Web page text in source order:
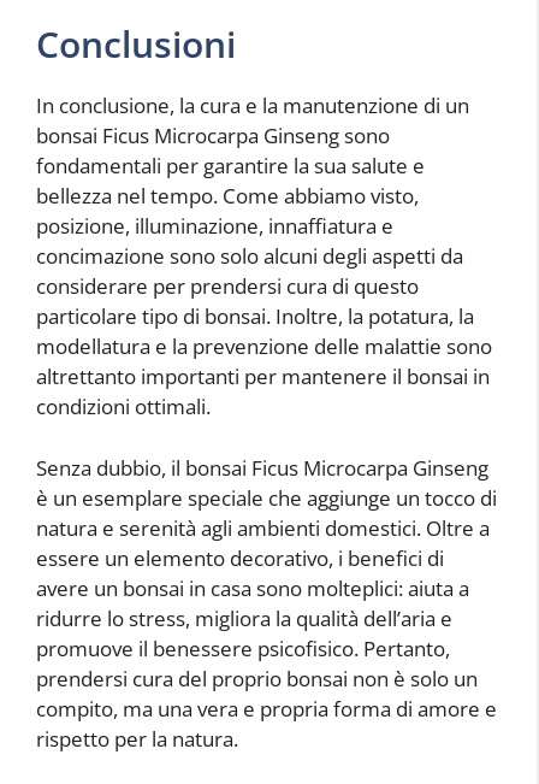
Conclusioni
In conclusione, la cura e la manutenzione di un
bonsai Ficus Microcarpa Ginseng sono
fondamentali per garantire la sua salute e
bellezza nel tempo. Come abbiamo visto,
posizione, illuminazione, innaffiatura e
concimazione sono solo alcuni degli aspetti da
considerare per prendersi cura di questo
particolare tipo di bonsai. Inoltre, la potatura, la
modellatura e la prevenzione delle malattie sono
altrettanto importanti per mantenere il bonsai in
condizioni ottimali.
Senza dubbio, il bonsai Ficus Microcarpa Ginseng
è un esemplare speciale che aggiunge un tocco di
natura e serenità agli ambienti domestici. Oltre a
essere un elemento decorativo, i benefici di
avere un bonsai in casa sono molteplici: aiuta a
ridurre lo stress, migliora la qualità dell’aria e
promuove il benessere psicofisico. Pertanto,
prendersi cura del proprio bonsai non è solo un
compito, ma una vera e propria forma di amore e
rispetto per la natura.